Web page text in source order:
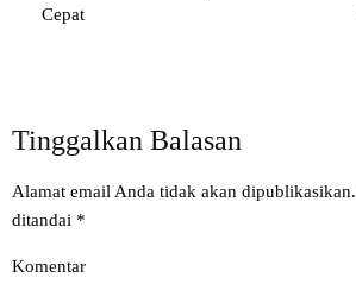
Cepat
Tinggalkan Balasan
Alamat email Anda tidak akan dipublikasikan.
ditandai *
Komentar